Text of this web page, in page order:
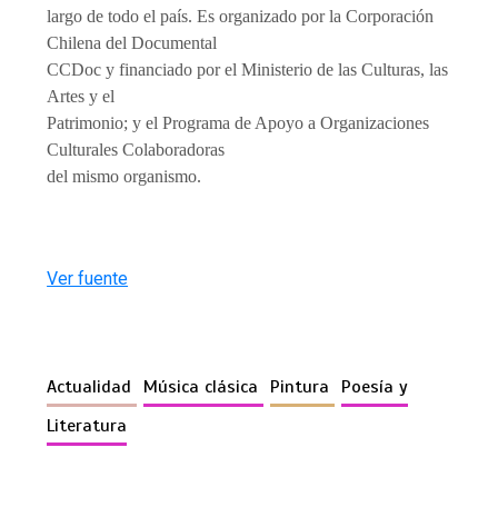
largo de todo el país. Es organizado por la Corporación
Chilena del Documental
CCDoc y financiado por el Ministerio de las Culturas, las
Artes y el
Patrimonio; y el Programa de Apoyo a Organizaciones
Culturales Colaboradoras
del mismo organismo.
Ver fuente
Actualidad Música clásica Pintura
Poesía y
Literatura